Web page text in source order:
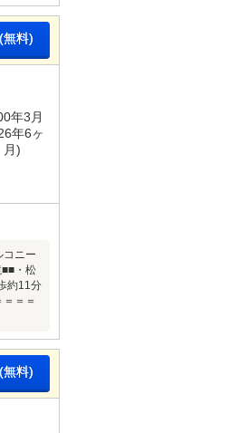
無料)
年3月
年6ヶ
月)
コニー
・松
約11分
＝＝
無料)